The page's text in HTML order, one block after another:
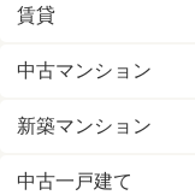
賃貸
中古マンション
新築マンション
中古一戸建て